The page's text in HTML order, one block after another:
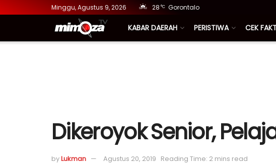
Minggu, Agustus 9, 2026 28 °C Gorontalo
KABAR DAERAH PERISTIWA CEK
Dikeroyok Senior,
byLukman Agustus 20, 2019 Reading Time: 2 mins read